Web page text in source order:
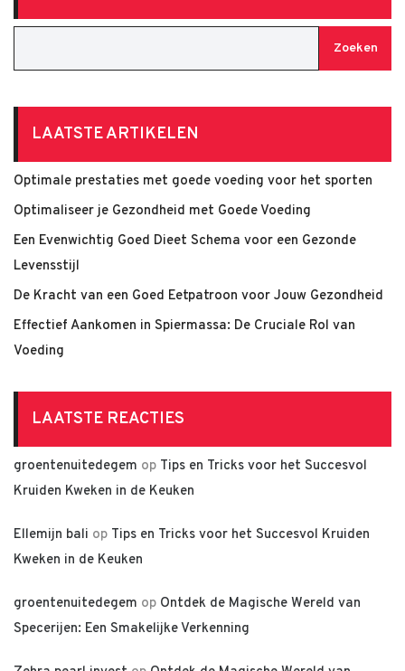
Zoeken
LAATSTE ARTIKELEN
Optimale prestaties met goede voeding voor het sporten
Optimaliseer je Gezondheid met Goede Voeding
Een Evenwichtig Goed Dieet Schema voor een Gezonde
Levensstijl
De Kracht van een Goed Eetpatroon voor Jouw Gezondheid
Effectief Aankomen in Spiermassa: De Cruciale Rol van
Voeding
LAATSTE REACTIES
groentenuitedegem op Tips en Tricks voor het Succesvol
Kruiden Kweken in de Keuken
Ellemijn bali op Tips en Tricks voor het Succesvol Kruiden
Kweken in de Keuken
groentenuitedegem op Ontdek de Magische Wereld van
Specerijen: Een Smakelijke Verkenning